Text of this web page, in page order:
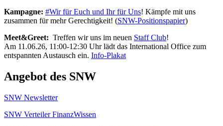
Kampagne: #Wir für Euch und Ihr für Uns! Kämpfe mit uns
zusammen für mehr Gerechtigkeit! (SNW-Positionspapier)
Meet&Greet: Treffen wir uns im neuen Staff Club!
Am 11.06.26, 11:00-12:30 Uhr lädt das International Office zum
entspannten Austausch ein. Info-Plakat
Angebot des SNW
SNW Newsletter
SNW Verteiler FinanzWissen